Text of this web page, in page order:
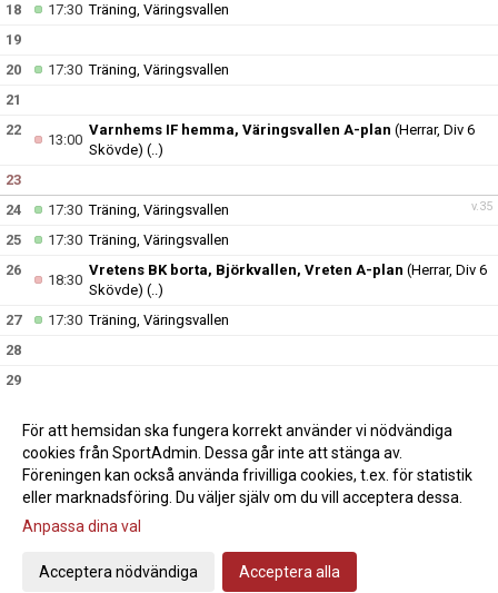
18
17:30Träning, Väringsvallen
19
20
17:30Träning, Väringsvallen
21
22
13:00
Varnhems IF hemma, Väringsvallen A-plan (Herrar, Div 6
Skövde) (..)
23
v.35
24 17:30Träning, Väringsvallen
25
17:30Träning, Väringsvallen
26
18:30
Vretens BK borta, Björkvallen, Vreten A-plan (Herrar, Div 6
Skövde) (..)
27
17:30Träning, Väringsvallen
28
29
17:30Träning, Väringsvallen
Gå till Webbversion
För att hemsidan ska fungera korrekt använder vi nödvändiga
cookies från SportAdmin. Dessa går inte att stänga av.
Föreningen kan också använda frivilliga cookies, t.ex. för statistik
eller marknadsföring. Du väljer själv om du vill acceptera dessa.
Anpassa dina val
Acceptera nödvändiga Acceptera alla